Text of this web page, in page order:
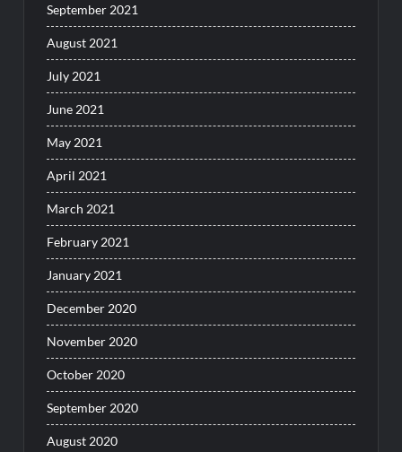
September 2021
August 2021
July 2021
June 2021
May 2021
April 2021
March 2021
February 2021
January 2021
December 2020
November 2020
October 2020
September 2020
August 2020